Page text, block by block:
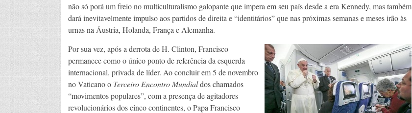
não só porá um freio no multiculturalismo galopante que impera em seu país desde a era Kennedy, mas também
dará inevitavelmente impulso aos partidos de direita e “identitários” que nas próximas semanas e meses irão às
urnas na Áustria, Holanda, França e Alemanha.
Por sua vez, após a derrota de H. Clinton, Francisco
permanece como o único ponto de referência da esquerda
internacional, privada de líder. Ao concluir em 5 de novembro
no Vaticano o Terceiro Encontro Mundialdos chamados
“movimentos populares”, com a presença de agitadores
revolucionários dos cinco continentes, o Papa Francisco